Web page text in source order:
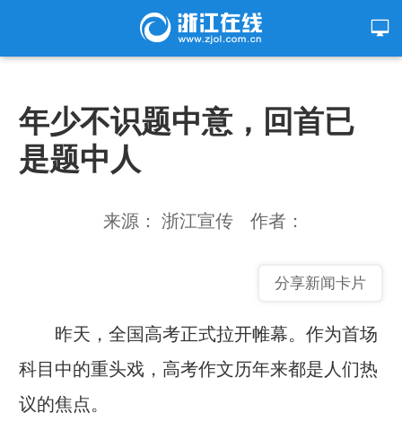
年少不识题中意，回首已
是题中人
来源： 浙江宣传 作者：
分享新闻卡片
昨天，全国高考正式拉开帷幕。作为首场
科目中的重头戏，高考作文历年来都是人们热
议的焦点。